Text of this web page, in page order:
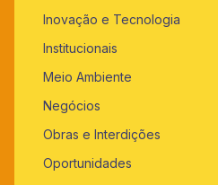
Inovação e Tecnologia
Institucionais
Meio Ambiente
Negócios
Obras e Interdições
Oportunidades